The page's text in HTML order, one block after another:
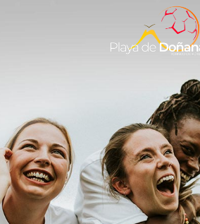
Categoría U-19